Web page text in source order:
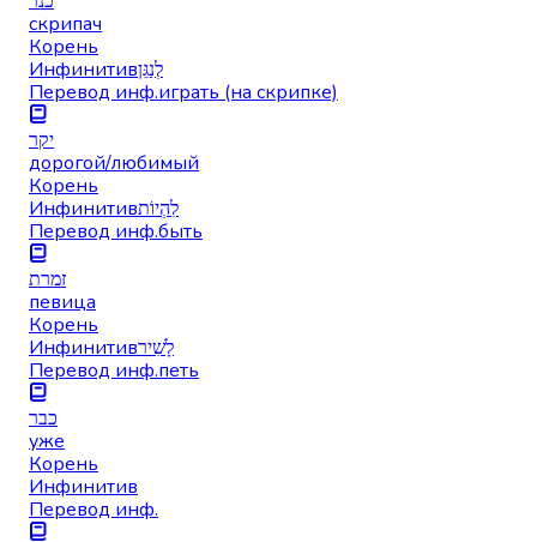
скрипач
Корень
Инфинитивלְנַגֵּן
Перевод инф.играть (на скрипке)
יקר
дорогой/любимый
Корень
Инфинитивלִהְיוֹת
Перевод инф.быть
זמרת
певица
Корень
Инфинитивלָשִׁיר
Перевод инф.петь
כבר
уже
Корень
Инфинитив
Перевод инф.